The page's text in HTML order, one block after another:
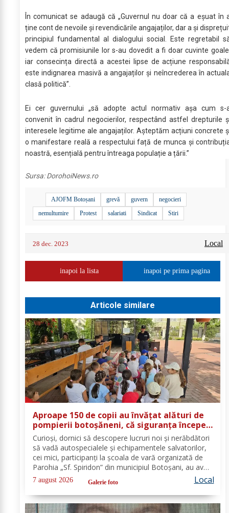
În comunicat se adaugă că „Guvernul nu doar că a eșuat în
ține cont de nevoile și revendicările angajaților, dar a și
principiul fundamental al dialogului social. Este regretabil
vedem că promisiunile lor s-au dovedit a fi doar cuvinte
iar consecința directă a acestei lipse de acțiune
este indignarea masivă a angajaților și neîncrederea în
clasă politică”.
Ei cer guvernului „să adopte actul normativ așa cum s-
convenit în cadrul negocierilor, respectând astfel drepturile
interesele legitime ale angajaților. Așteptăm acțiuni concrete
o manifestare reală a respectului față de munca și
noastră, esențială pentru întreaga populație a țării.”
Sursa:DorohoiNews.ro
AJOFM Botoșani grevă guvern
negocieri
nemultumire
Protest salariati Sindicat Stiri
28 dec. 2023 Local
inapoi la lista inapoi pe prima pagina
Articole similare
Aproape 150 de copii au învățat alături de
pompierii botoșăneni, că siguranța începe
cu un gest simplu
Curioși, dornici să descopere lucruri noi și nerăbdători
să vadă autospecialele și echipamentele salvatorilor,
cei mici, participanți la școala de vară organizată de
Parohia „Sf. Spiridon” din municipiul Botoșani, au avut
parte de o întâlnire interactivă despre prevenirea
situațiilor de urgență și...
7 august 2026 Galerie foto Local